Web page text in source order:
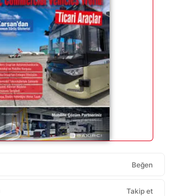
Beğen
Takip et